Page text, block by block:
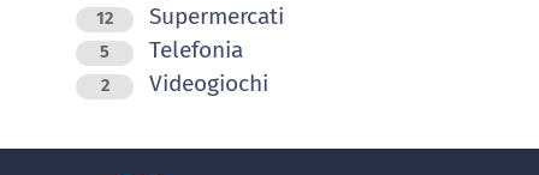
12 Supermercati
5 Telefonia
2 Videogiochi